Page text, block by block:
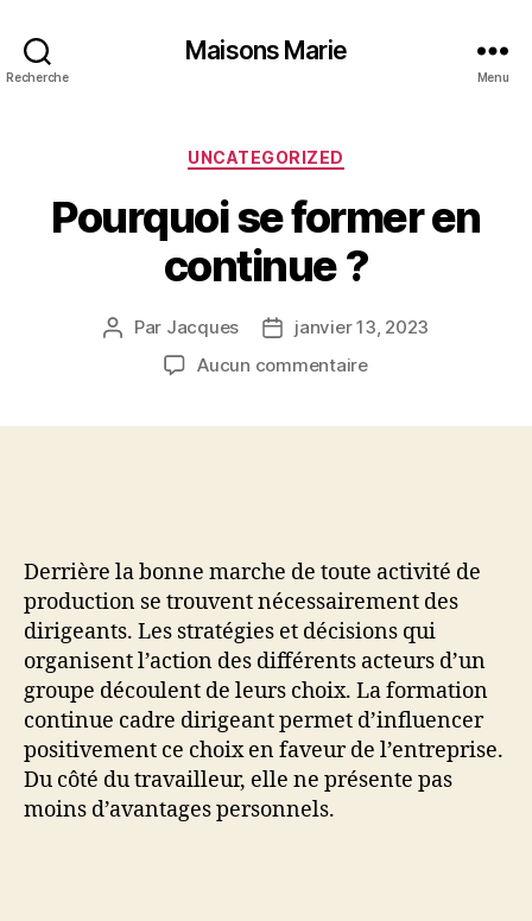
Recherche
Maisons Marie
Menu
Catégories
UNCATEGORIZED
Pourquoi se former en
continue ?
Auteur
l’article
Par Jacques
Datejanvier 13, 2023
Aucun commentairesur
Derrière la bonne marche de toute activité de
production se trouvent nécessairement des
dirigeants. Les stratégies et décisions qui
organisent l’action des différents acteurs d’un
groupe découlent de leurs choix. La formation
continue cadre dirigeant permet d’influencer
positivement ce choix en faveur de l’entreprise.
Du côté du travailleur, elle ne présente pas
moins d’avantages personnels.